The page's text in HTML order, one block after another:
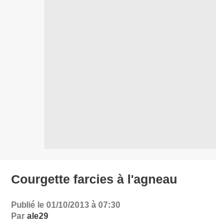
Courgette farcies à l'agneau
Publié le 01/10/2013 à 07:30
Par ale29